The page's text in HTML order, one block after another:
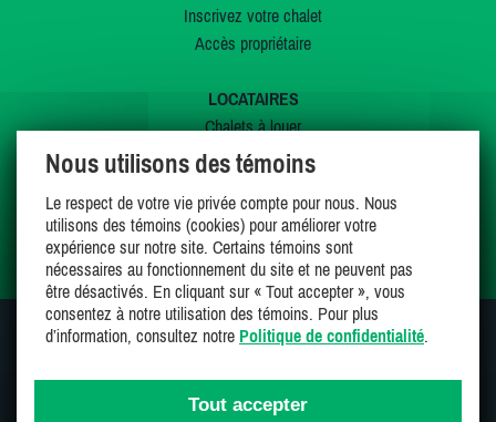
Inscrivez votre chalet
Accès propriétaire
LOCATAIRES
Chalets à louer
Chalets à vendre
Offres spéciales
Mes favoris
SUIVEZ-NOUS SUR
Nous utilisons des témoins
Le respect de votre vie privée compte pour nous. Nous
utilisons des témoins (cookies) pour améliorer votre
expérience sur notre site. Certains témoins sont
nécessaires au fonctionnement du site et ne peuvent pas
être désactivés. En cliquant sur « Tout accepter », vous
consentez à notre utilisation des témoins. Pour plus
d’information, consultez notre Politique de confidentialité.
Tout accepter